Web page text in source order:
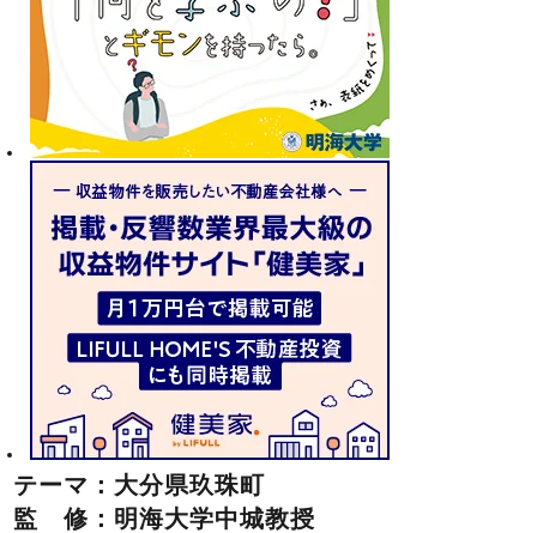
テーマ：大分県玖珠町
監 修：明海大学中城教授